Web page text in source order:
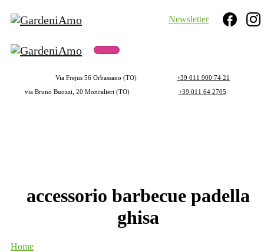
Newsletter
Via Frejus 56 Orbassano (TO)
+39 011 900 74 21
via Bruno Buozzi, 20 Moncalieri (TO)
+39 011 64 2705
accessorio barbecue padella
ghisa
Home